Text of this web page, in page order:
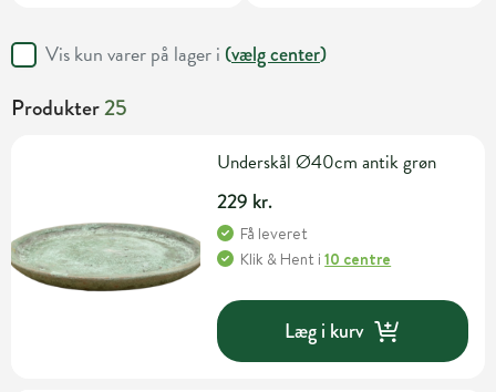
Vis kun varer på lager i (vælg center)
Produkter25
Underskål Ø40cm antik grøn
229 kr.
Få leveret
Klik & Hent i10 centre
Læg i kurv